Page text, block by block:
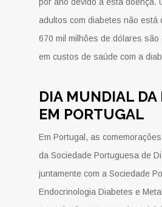
adultos com diabetes não está
670 mil milhões de dólares
em custos de saúde com a
DIA MUNDIAL DA
EM PORTUGAL
Em Portugal, as
da Sociedade Portuguesa de
juntamente com a Sociedade
Endocrinologia Diabetes e